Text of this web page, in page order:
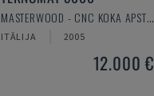
MASTERWOOD - CNC KOKA APSTRĀDES CENTRS
ITĀLIJA 2005
12.000 €